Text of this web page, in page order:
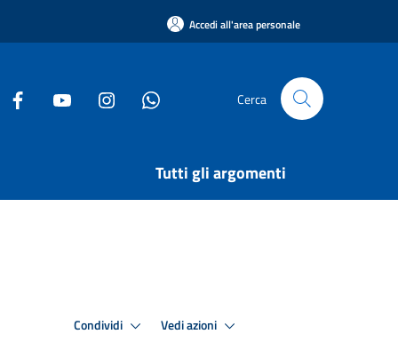
Accedi all'area personale
Cerca
Tutti gli argomenti
Condividi Vedi azioni